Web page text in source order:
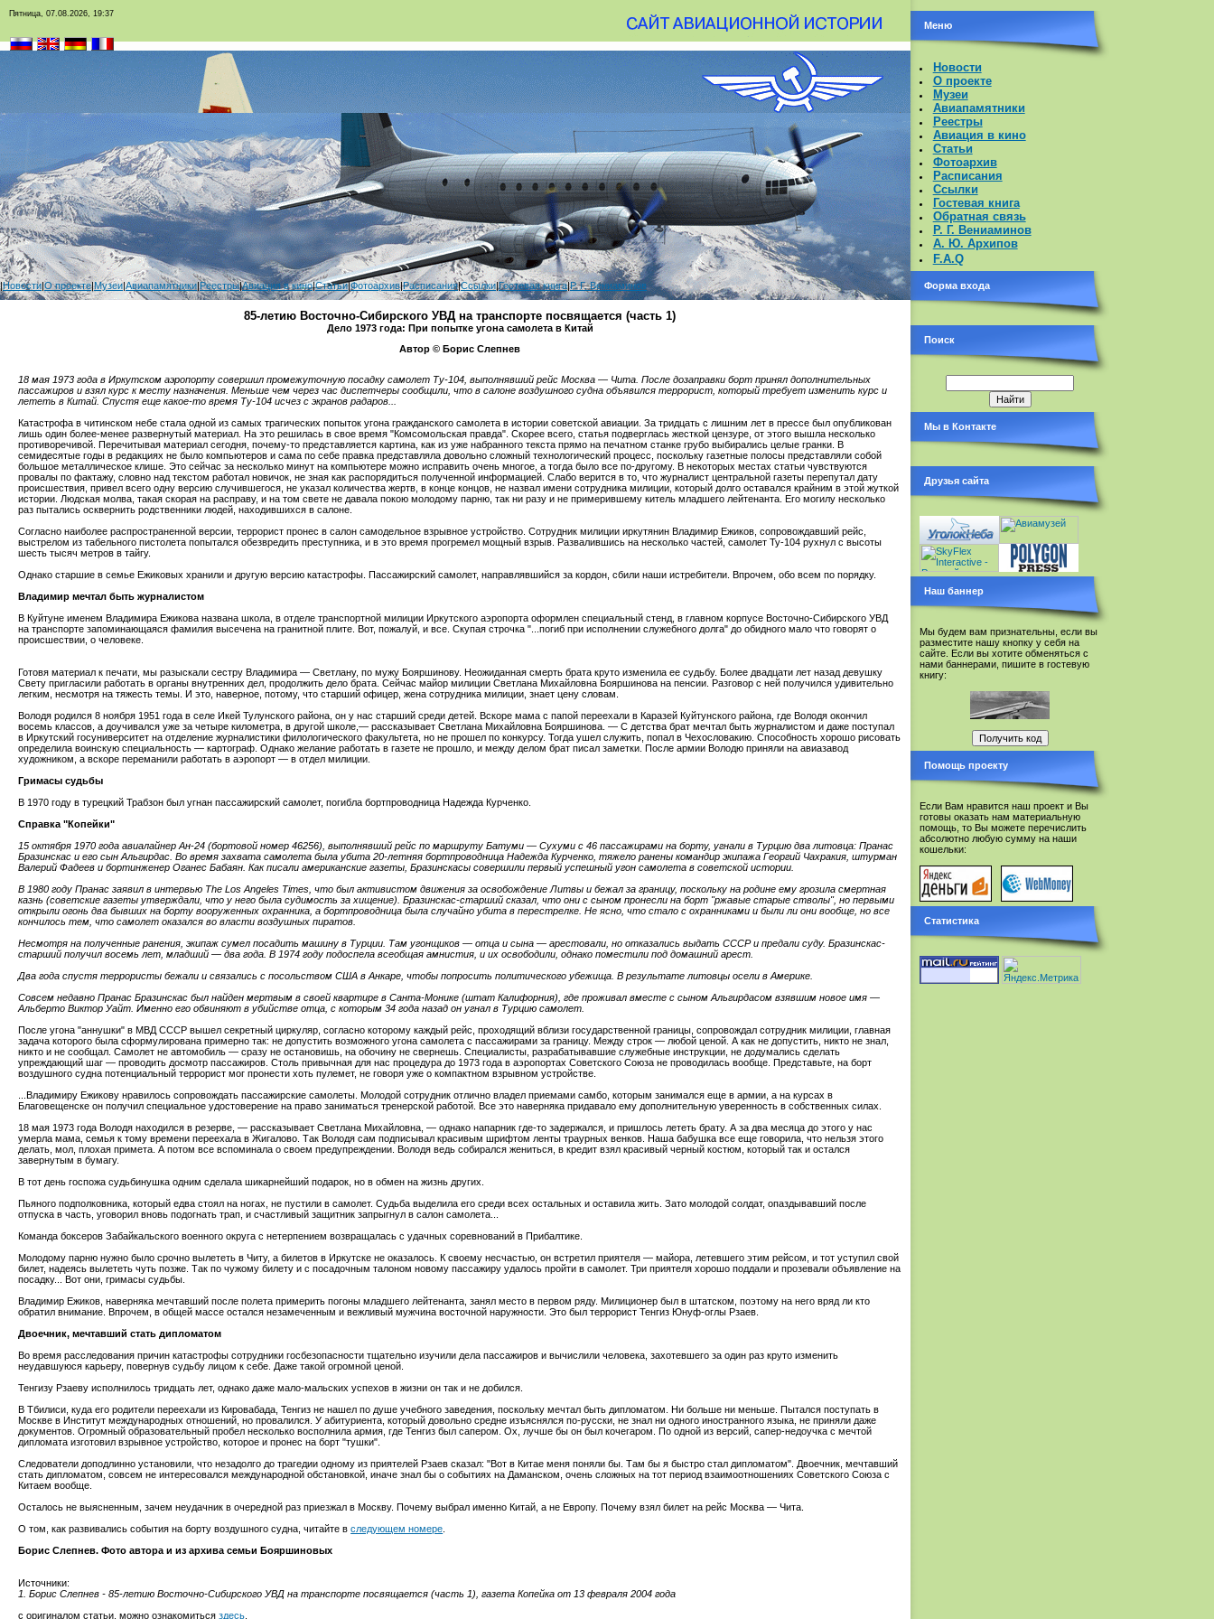
Пятница, 07.08.2026, 19:37
|Новости|О проекте|Музеи|Авиапамятники|Реестры|Авиация в кино|Статьи|Фотоархив|Расписания|Ссылки|Гостевая книга|Р. Г. Вениаминов
85-летию Восточно-Сибирского УВД на транспорте посвящается (часть 1)
Дело 1973 года: При попытке угона самолета в Китай
Автор © Борис Слепнев
18 мая 1973 года в Иркутском аэропорту совершил промежуточную посадку самолет Ту-104, выполнявший рейс Москва — Чита. После дозаправки борт принял дополнительных
пассажиров и взял курс к месту назначения. Меньше чем через час диспетчеры сообщили, что в салоне воздушного судна объявился террорист, который требует изменить курс и
лететь в Китай. Спустя еще какое-то время Ту-104 исчез с экранов радаров...
Катастрофа в читинском небе стала одной из самых трагических попыток угона гражданского самолета в истории советской авиации. За тридцать с лишним лет в прессе был опубликован
лишь один более-менее развернутый материал. На это решилась в свое время "Комсомольская правда". Скорее всего, статья подверглась жесткой цензуре, от этого вышла несколько
противоречивой. Перечитывая материал сегодня, почему-то представляется картина, как из уже набранного текста прямо на печатном станке грубо выбирались целые гранки. В
семидесятые годы в редакциях не было компьютеров и сама по себе правка представляла довольно сложный технологический процесс, поскольку газетные полосы представляли собой
большое металлическое клише. Это сейчас за несколько минут на компьютере можно исправить очень многое, а тогда было все по-другому. В некоторых местах статьи чувствуются
провалы по фактажу, словно над текстом работал новичок, не зная как распорядиться полученной информацией. Слабо верится в то, что журналист центральной газеты перепутал дату
происшествия, привел всего одну версию случившегося, не указал количества жертв, в конце концов, не назвал имени сотрудника милиции, который долго оставался крайним в этой жуткой
истории. Людская молва, такая скорая на расправу, и на том свете не давала покою молодому парню, так ни разу и не примерившему китель младшего лейтенанта. Его могилу несколько
раз пытались осквернить родственники людей, находившихся в салоне.
Согласно наиболее распространенной версии, террорист пронес в салон самодельное взрывное устройство. Сотрудник милиции иркутянин Владимир Ежиков, сопровождавший рейс,
выстрелом из табельного пистолета попытался обезвредить преступника, и в это время прогремел мощный взрыв. Развалившись на несколько частей, самолет Ту-104 рухнул с высоты
шесть тысяч метров в тайгу.
Однако старшие в семье Ежиковых хранили и другую версию катастрофы. Пассажирский самолет, направлявшийся за кордон, сбили наши истребители. Впрочем, обо всем по порядку.
Владимир мечтал быть журналистом
В Куйтуне именем Владимира Ежикова названа школа, в отделе транспортной милиции Иркутского аэропорта оформлен специальный стенд, в главном корпусе Восточно-Сибирского УВД
на транспорте запоминающаяся фамилия высечена на гранитной плите. Вот, пожалуй, и все. Скупая строчка "...погиб при исполнении служебного долга" до обидного мало что говорят о
происшествии, о человеке.
Готовя материал к печати, мы разыскали сестру Владимира — Светлану, по мужу Бояршинову. Неожиданная смерть брата круто изменила ее судьбу. Более двадцати лет назад девушку
Свету пригласили работать в органы внутренних дел, продолжить дело брата. Сейчас майор милиции Светлана Михайловна Бояршинова на пенсии. Разговор с ней получился удивительно
легким, несмотря на тяжесть темы. И это, наверное, потому, что старший офицер, жена сотрудника милиции, знает цену словам.
Володя родился 8 ноября 1951 года в селе Икей Тулунского района, он у нас старший среди детей. Вскоре мама с папой переехали в Каразей Куйтунского района, где Володя окончил
восемь классов, а доучивался уже за четыре километра, в другой школе,— рассказывает Светлана Михайловна Бояршинова. — С детства брат мечтал быть журналистом и даже поступал
в Иркутский госуниверситет на отделение журналистики филологического факультета, но не прошел по конкурсу. Тогда ушел служить, попал в Чехословакию. Способность хорошо рисовать
определила воинскую специальность — картограф. Однако желание работать в газете не прошло, и между делом брат писал заметки. После армии Володю приняли на авиазавод
художником, а вскоре переманили работать в аэропорт — в отдел милиции.
Гримасы судьбы
В 1970 году в турецкий Трабзон был угнан пассажирский самолет, погибла бортпроводница Надежда Курченко.
Справка "Копейки"
15 октября 1970 года авиалайнер Ан-24 (бортовой номер 46256), выполнявший рейс по маршруту Батуми — Сухуми с 46 пассажирами на борту, угнали в Турцию два литовца: Пранас
Бразинскас и его сын Альгирдас. Во время захвата самолета была убита 20-летняя бортпроводница Надежда Курченко, тяжело ранены командир экипажа Георгий Чахракия, штурман
Валерий Фадеев и бортинженер Оганес Бабаян. Как писали американские газеты, Бразинскасы совершили первый успешный угон самолета в советской истории.
В 1980 году Пранас заявил в интервью The Los Angeles Times, что был активистом движения за освобождение Литвы и бежал за границу, поскольку на родине ему грозила смертная
казнь (советские газеты утверждали, что у него была судимость за хищение). Бразинскас-старший сказал, что они с сыном пронесли на борт "ржавые старые стволы", но первыми
открыли огонь два бывших на борту вооруженных охранника, а бортпроводница была случайно убита в перестрелке. Не ясно, что стало с охранниками и были ли они вообще, но все
кончилось тем, что самолет оказался во власти воздушных пиратов.
Несмотря на полученные ранения, экипаж сумел посадить машину в Турции. Там угонщиков — отца и сына — арестовали, но отказались выдать СССР и предали суду. Бразинскас-
старший получил восемь лет, младший — два года. В 1974 году подоспела всеобщая амнистия, и их освободили, однако поместили под домашний арест.
Два года спустя террористы бежали и связались с посольством США в Анкаре, чтобы попросить политического убежища. В результате литовцы осели в Америке.
Совсем недавно Пранас Бразинскас был найден мертвым в своей квартире в Санта-Монике (штат Калифорния), где проживал вместе с сыном Альгирдасом взявшим новое имя —
Альберто Виктор Уайт. Именно его обвиняют в убийстве отца, с которым 34 года назад он угнал в Турцию самолет.
После угона "аннушки" в МВД СССР вышел секретный циркуляр, согласно которому каждый рейс, проходящий вблизи государственной границы, сопровождал сотрудник милиции, главная
задача которого была сформулирована примерно так: не допустить возможного угона самолета с пассажирами за границу. Между строк — любой ценой. А как не допустить, никто не знал,
никто и не сообщал. Самолет не автомобиль — сразу не остановишь, на обочину не свернешь. Специалисты, разрабатывавшие служебные инструкции, не додумались сделать
упреждающий шаг — проводить досмотр пассажиров. Столь привычная для нас процедура до 1973 года в аэропортах Советского Союза не проводилась вообще. Представьте, на борт
воздушного судна потенциальный террорист мог пронести хоть пулемет, не говоря уже о компактном взрывном устройстве.
...Владимиру Ежикову нравилось сопровождать пассажирские самолеты. Молодой сотрудник отлично владел приемами самбо, которым занимался еще в армии, а на курсах в
Благовещенске он получил специальное удостоверение на право заниматься тренерской работой. Все это наверняка придавало ему дополнительную уверенность в собственных силах.
18 мая 1973 года Володя находился в резерве, — рассказывает Светлана Михайловна, — однако напарник где-то задержался, и пришлось лететь брату. А за два месяца до этого у нас
умерла мама, семья к тому времени переехала в Жигалово. Так Володя сам подписывал красивым шрифтом ленты траурных венков. Наша бабушка все еще говорила, что нельзя этого
делать, мол, плохая примета. А потом все вспоминала о своем предупреждении. Володя ведь собирался жениться, в кредит взял красивый черный костюм, который так и остался
завернутым в бумагу.
В тот день госпожа судьбинушка одним сделала шикарнейший подарок, но в обмен на жизнь других.
Пьяного подполковника, который едва стоял на ногах, не пустили в самолет. Судьба выделила его среди всех остальных и оставила жить. Зато молодой солдат, опаздывавший после
отпуска в часть, уговорил вновь подогнать трап, и счастливый защитник запрыгнул в салон самолета...
Команда боксеров Забайкальского военного округа с нетерпением возвращалась с удачных соревнований в Прибалтике.
Молодому парню нужно было срочно вылететь в Читу, а билетов в Иркутске не оказалось. К своему несчастью, он встретил приятеля — майора, летевшего этим рейсом, и тот уступил свой
билет, надеясь вылететь чуть позже. Так по чужому билету и с посадочным талоном новому пассажиру удалось пройти в самолет. Три приятеля хорошо поддали и прозевали объявление на
посадку... Вот они, гримасы судьбы.
Владимир Ежиков, наверняка мечтавший после полета примерить погоны младшего лейтенанта, занял место в первом ряду. Милиционер был в штатском, поэтому на него вряд ли кто
обратил внимание. Впрочем, в общей массе остался незамеченным и вежливый мужчина восточной наружности. Это был террорист Тенгиз Юнуф-оглы Рзаев.
Двоечник, мечтавший стать дипломатом
Во время расследования причин катастрофы сотрудники госбезопасности тщательно изучили дела пассажиров и вычислили человека, захотевшего за один раз круто изменить
неудавшуюся карьеру, повернув судьбу лицом к себе. Даже такой огромной ценой.
Тенгизу Рзаеву исполнилось тридцать лет, однако даже мало-мальских успехов в жизни он так и не добился.
В Тбилиси, куда его родители переехали из Кировабада, Тенгиз не нашел по душе учебного заведения, поскольку мечтал быть дипломатом. Ни больше ни меньше. Пытался поступать в
Москве в Институт международных отношений, но провалился. У абитуриента, который довольно средне изъяснялся по-русски, не знал ни одного иностранного языка, не приняли даже
документов. Огромный образовательный пробел несколько восполнила армия, где Тенгиз был сапером. Ох, лучше бы он был кочегаром. По одной из версий, сапер-недоучка с мечтой
дипломата изготовил взрывное устройство, которое и пронес на борт "тушки".
Следователи доподлинно установили, что незадолго до трагедии одному из приятелей Рзаев сказал: "Вот в Китае меня поняли бы. Там бы я быстро стал дипломатом". Двоечник, мечтавший
стать дипломатом, совсем не интересовался международной обстановкой, иначе знал бы о событиях на Даманском, очень сложных на тот период взаимоотношениях Советского Союза с
Китаем вообще.
Осталось не выясненным, зачем неудачник в очередной раз приезжал в Москву. Почему выбрал именно Китай, а не Европу. Почему взял билет на рейс Москва — Чита.
О том, как развивались события на борту воздушного судна, читайте вследующем номере
Борис Слепнев. Фото автора и из архива семьи Бояршиновых
Источники:
1. Борис Слепнев - 85-летию Восточно-Сибирского УВД на транспорте посвящается (часть 1), газета Копейка от 13 февраля 2004 года
с оригиналом статьи, можно ознакомитьсяздесь
Меню
Новости
О проекте
Музеи
Авиапамятники
Реестры
Авиация в кино
Статьи
Фотоархив
Расписания
Ссылки
Гостевая книга
Обратная связь
Р. Г. Вениаминов
А. Ю. Архипов
F.A.Q
Форма входа
Поиск
Мы в Контакте
Друзья сайта
Наш баннер
Мы будем вам признательны, если вы
разместите нашу кнопку у себя на
сайте. Если вы хотите обменяться с
нами баннерами, пишите в гостевую
книгу:
Помощь проекту
Если Вам нравится наш проект и Вы
готовы оказать нам материальную
помощь, то Вы можете перечислить
абсолютно любую сумму на наши
кошельки:
Статистика